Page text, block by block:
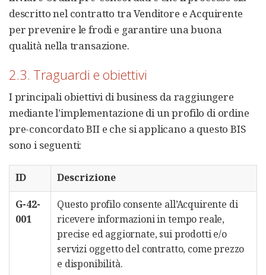
descritto nel contratto tra Venditore e Acquirente
per prevenire le frodi e garantire una buona
qualità nella transazione.
2.3. Traguardi e obiettivi
I principali obiettivi di business da raggiungere
mediante l’implementazione di un profilo di ordine
pre-concordato BII e che si applicano a questo BIS
sono i seguenti:
ID Descrizione
G-42-
001
Questo profilo consente all’Acquirente di
ricevere informazioni in tempo reale,
precise ed aggiornate, sui prodotti e/o
servizi oggetto del contratto, come prezzo
e disponibilità.